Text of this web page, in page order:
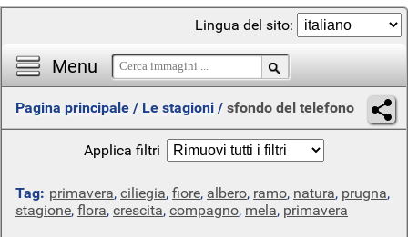
Menu
Lingua del sito:
Pagina principale / Le stagioni / sfondo del telefono
Applica filtri
Tag: primavera, ciliegia, fiore, albero, ramo, natura, prugna,
stagione, flora, crescita, compagno, mela, primavera